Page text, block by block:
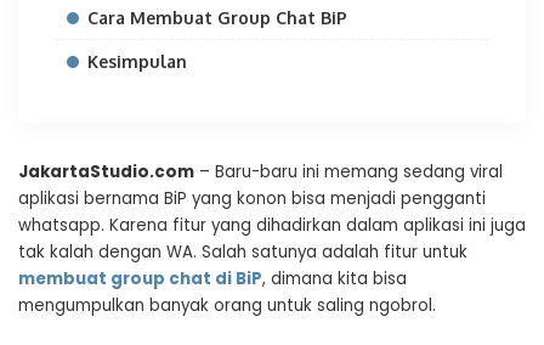
Cara Membuat Group Chat BiP
Kesimpulan
JakartaStudio.com – Baru-baru ini memang sedang viral
aplikasi bernama BiP yang konon bisa menjadi pengganti
whatsapp. Karena fitur yang dihadirkan dalam aplikasi ini juga
tak kalah dengan WA. Salah satunya adalah fitur untuk
membuat group chat di BiP, dimana kita bisa
mengumpulkan banyak orang untuk saling ngobrol.